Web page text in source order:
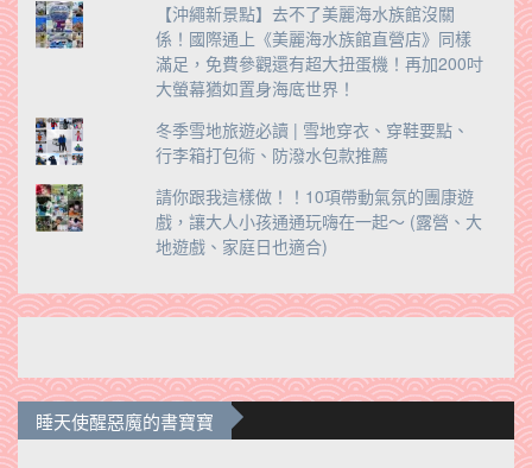
【沖繩新景點】去不了美麗海水族館沒關
係！國際通上《美麗海水族館直營店》同樣
滿足，免費參觀還有超大扭蛋機！再加200吋
大螢幕猶如置身海底世界！
冬季雪地旅遊必讀 | 雪地穿衣、穿鞋要點、
行李箱打包術、防潑水包款推薦
請你跟我這樣做！！10項帶動氣氛的團康遊
戲，讓大人小孩通通玩嗨在一起～ (露營、大
地遊戲、家庭日也適合)
睡天使醒惡魔的書寶寶